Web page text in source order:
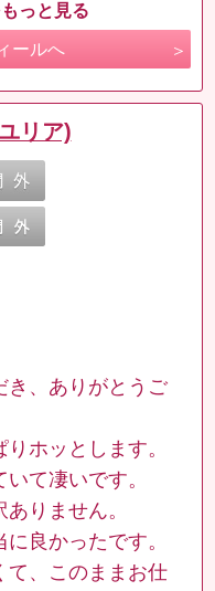
っと見る
ールへ
リア)
き、ありがとうご
ホッとします。
て凄いです。
りません。
良かったです。
て、このままお仕